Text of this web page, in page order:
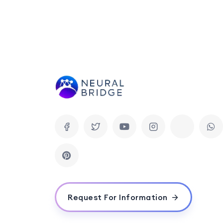
Request For Information